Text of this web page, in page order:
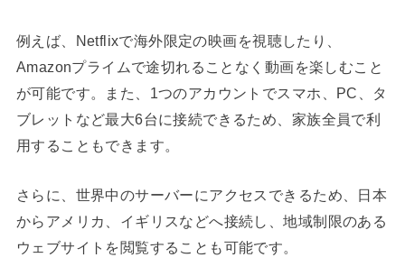
例えば、Netflixで海外限定の映画を視聴したり、
Amazonプライムで途切れることなく動画を楽しむこと
が可能です。また、1つのアカウントでスマホ、PC、タ
ブレットなど最大6台に接続できるため、家族全員で利
用することもできます。
さらに、世界中のサーバーにアクセスできるため、日本
からアメリカ、イギリスなどへ接続し、地域制限のある
ウェブサイトを閲覧することも可能です。